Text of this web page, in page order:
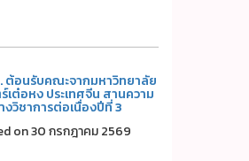
ต้อนรับคณะจากมหาวิทยาลัย
เต๋อหง ประเทศจีน สานความ
งวิชาการต่อเนื่องปีที่ 3
on 30 กรกฎาคม 2569